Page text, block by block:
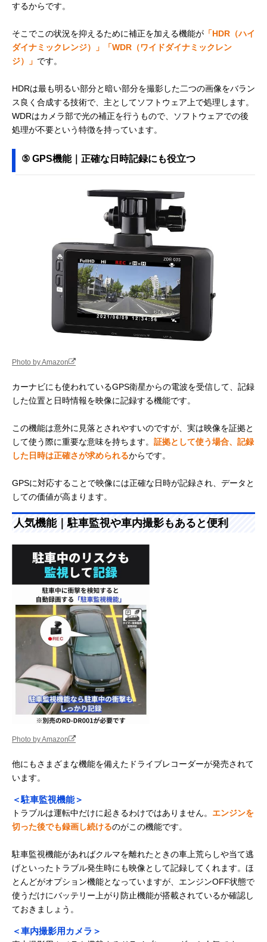
するからです。
そこでこの状況を抑えるために補正を加える機能が 「HDR（ハイ
ダイナミックレンジ）」「WDR（ワイドダイナミックレン
ジ）」 です。
HDRは最も明るい部分と暗い部分を撮影した二つの画像をバラン
ス良く合成する技術で、主としてソフトウェア上で処理します。
WDRはカメラ部で光の補正を行うもので、ソフトウェアでの後
処理が不要という特徴を持っています。
⑤ GPS機能｜正確な日時記録にも役立つ
Photo by Amazon
カーナビにも使われているGPS衛星からの電波を受信して、記録
した位置と日時情報を映像に記録する機能です。
この機能は意外に見落とされやすいのですが、実は映像を証拠と
して使う際に重要な意味を持ちます。 証拠として使う場合、記録
した日時は正確さが求められるからです。
GPSに対応することで映像には正確な日時が記録され、データと
しての価値が高まります。
人気機能｜駐車監視や車内撮影もあると便利
Photo by Amazon
他にもさまざまな機能を備えたドライブレコーダーが発売されて
います。
＜駐車監視機能＞
トラブルは運転中だけに起きるわけではありません。 エンジンを
切った後でも録画し続けるのがこの機能です。
駐車監視機能があればクルマを離れたときの車上荒らしや当て逃
げといったトラブル発生時にも映像として記録してくれます。ほ
とんどがオプション機能となっていますが、エンジンOFF状態で
使うだけにバッテリー上がり防止機能が搭載されているか確認し
ておきましょう。
＜車内撮影用カメラ＞